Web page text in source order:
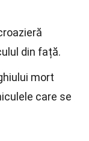
din față.
mort
care se